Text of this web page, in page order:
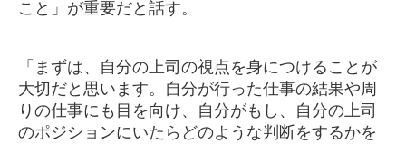
こと」が重要だと話す。
「まずは、自分の上司の視点を身につけることが
大切だと思います。自分が行った仕事の結果や周
りの仕事にも目を向け、自分がもし、自分の上司
のポジションにいたらどのような判断をするかを